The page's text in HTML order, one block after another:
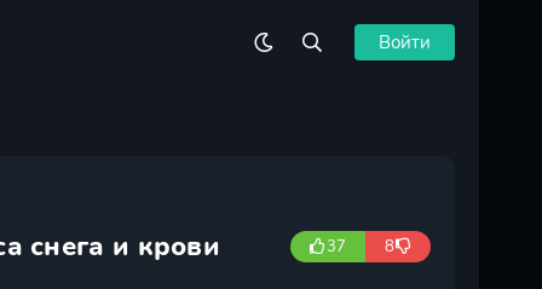
Войти
снега и крови 37 8